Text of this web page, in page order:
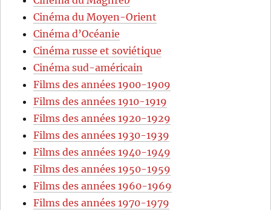
Cinéma du Moyen-Orient
Cinéma d’Océanie
Cinéma russe et soviétique
Cinéma sud-américain
Films des années 1900-1909
Films des années 1910-1919
Films des années 1920-1929
Films des années 1930-1939
Films des années 1940-1949
Films des années 1950-1959
Films des années 1960-1969
Films des années 1970-1979